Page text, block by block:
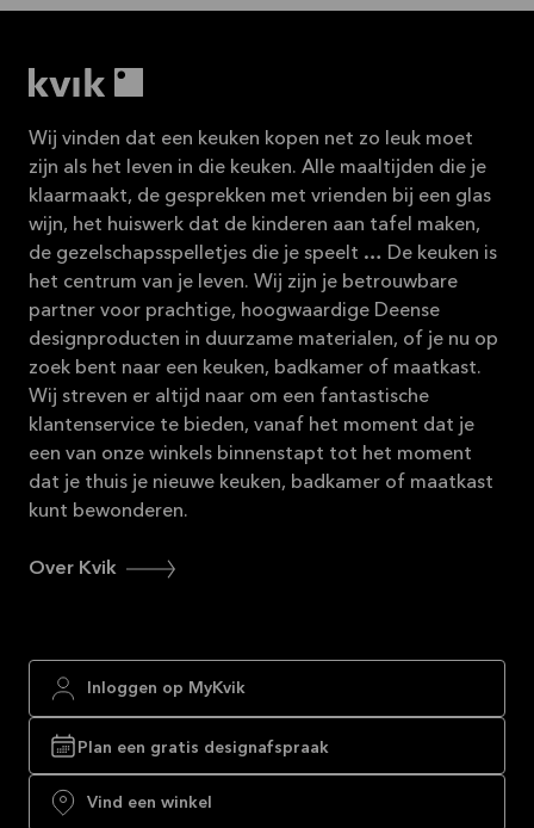
Wij vinden dat een keuken kopen net zo leuk moet
zijn als het leven in die keuken. Alle maaltijden die je
klaarmaakt, de gesprekken met vrienden bij een glas
wijn, het huiswerk dat de kinderen aan tafel maken,
de gezelschapsspelletjes die je speelt … De keuken is
het centrum van je leven. Wij zijn je betrouwbare
partner voor prachtige, hoogwaardige Deense
designproducten in duurzame materialen, of je nu op
zoek bent naar een keuken, badkamer of maatkast.
Wij streven er altijd naar om een fantastische
klantenservice te bieden, vanaf het moment dat je
een van onze winkels binnenstapt tot het moment
dat je thuis je nieuwe keuken, badkamer of maatkast
kunt bewonderen.
Over Kvik
Inloggen op MyKvik
Plan een gratis designafspraak
Vind een winkel